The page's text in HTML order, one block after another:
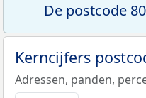
De postcode
Kerncijfers
Adressen, panden,